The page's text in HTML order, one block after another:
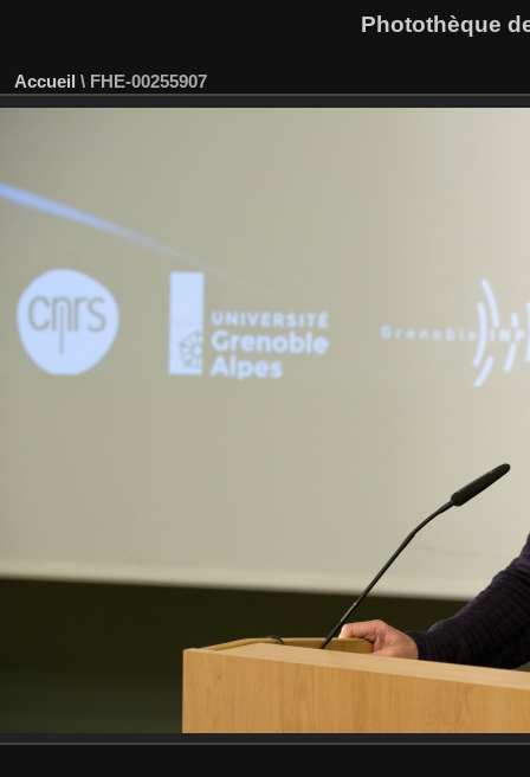
Photothèque
Accueil \ FHE-00255907